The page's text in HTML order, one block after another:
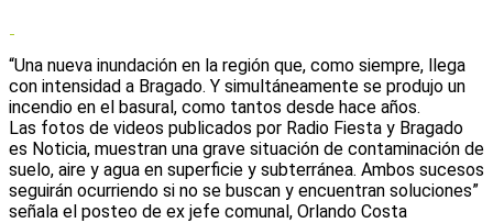
“Una nueva inundación en la región que, como siempre, llega
con intensidad a Bragado. Y simultáneamente se produjo un
incendio en el basural, como tantos desde hace años.
Las fotos de videos publicados por Radio Fiesta y Bragado
es Noticia, muestran una grave situación de contaminación de
suelo, aire y agua en superficie y subterránea. Ambos sucesos
seguirán ocurriendo si no se buscan y encuentran soluciones”
señala el posteo de ex jefe comunal, Orlando Costa